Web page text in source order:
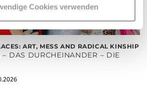
Cookies verwenden
ART, MESS AND RADICAL KINSHIP
DAS DURCHEINANDER – DIE